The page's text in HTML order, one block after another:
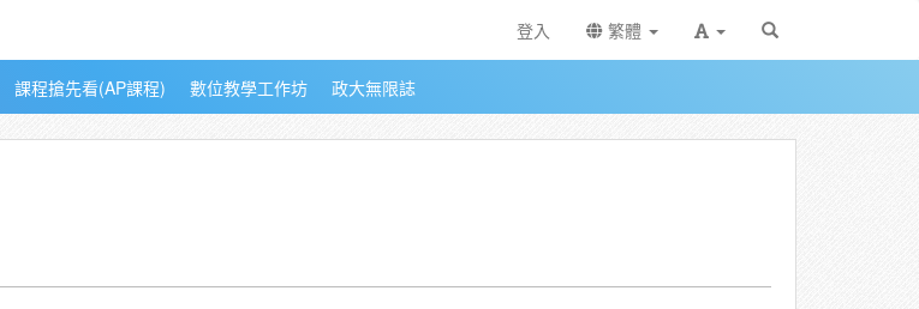
登入 繁體
課程搶先看(AP課程) 數位教學工作坊 政大無限誌